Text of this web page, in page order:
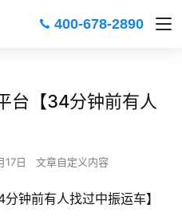
400-678-2890
台【34分钟前有人
17日 文章自定义内容
钟前有人找过中振运车】